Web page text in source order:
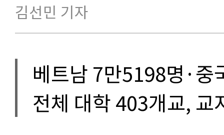
김선민 기자
베트남 7만5198명·중
전체 대학 403개교, 교